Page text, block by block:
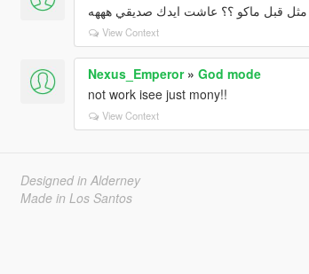
قبل ماكو ؟؟ عاشت ايدك صديقي هههه
View Context
Nexus_Emperor» God mode
not work isee just mony!!
View Context
Designed in Alderney
Made in Los Santos